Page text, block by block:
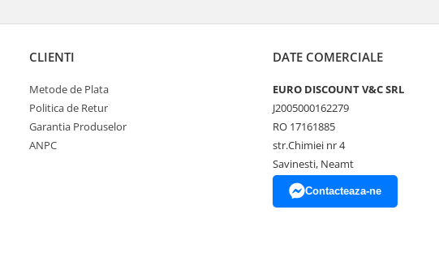
CLIENTI
Metode de Plata
Politica de Retur
Garantia Produselor
ANPC
DATE COMERCIALE
EURO DISCOUNT V&C SRL
J2005000162279
RO 17161885
str.Chimiei nr 4
Savinesti, Neamt
Contacteaza-ne